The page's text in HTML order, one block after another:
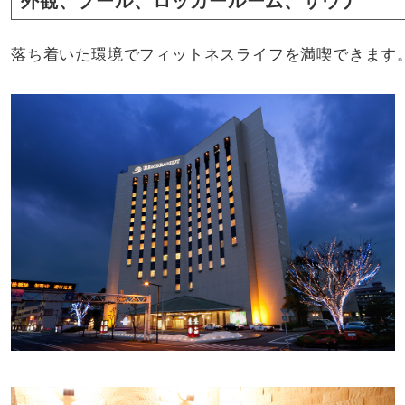
落ち着いた環境でフィットネスライフを満喫できます